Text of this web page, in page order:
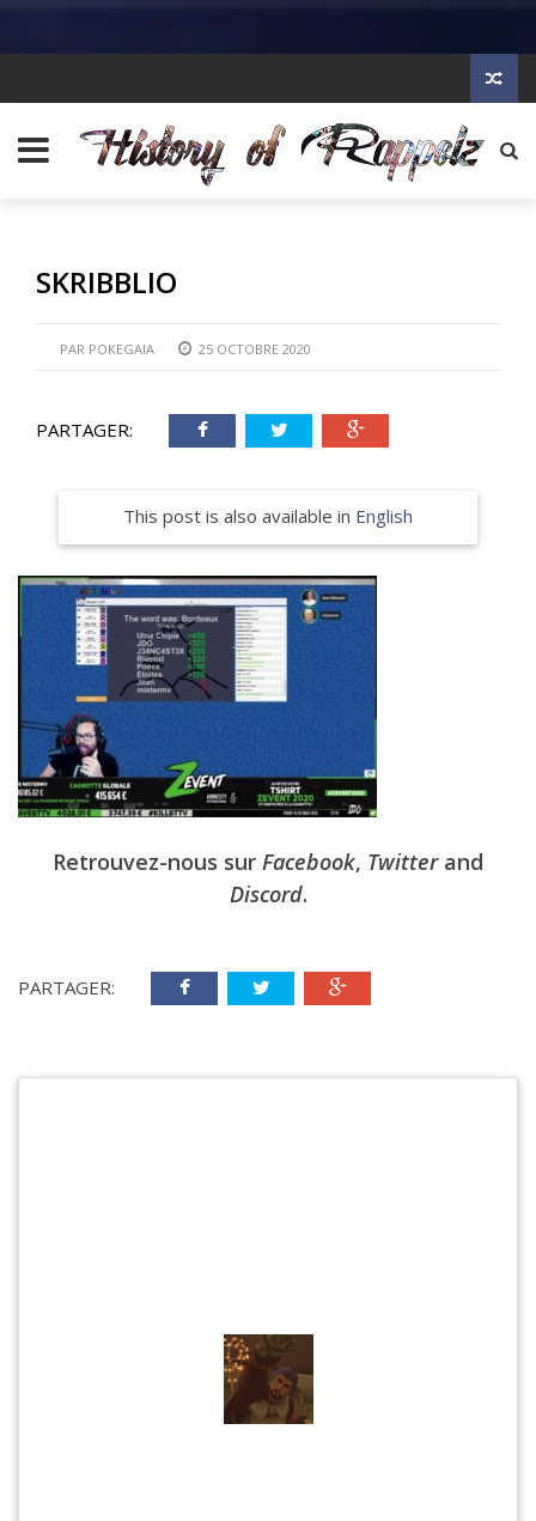
SKRIBBLIO
PAR POKEGAIA 25 OCTOBRE 2020
PARTAGER:
This post is also available in English
Retrouvez-nous sur Facebook, Twitterand
Discord.
PARTAGER: